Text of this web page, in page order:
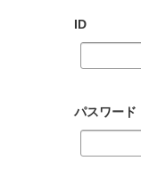
ID
パスワード